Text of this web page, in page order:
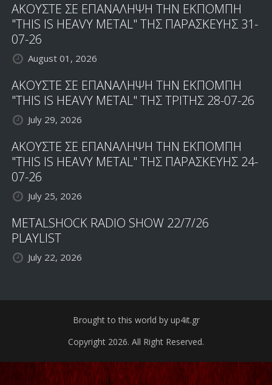
ΑΚΟΥΣΤΕ ΣΕ ΕΠΑΝΑΛΗΨΗ ΤΗΝ ΕΚΠΟΜΠΗ
"THIS IS HEAVY METAL" ΤΗΣ ΠΑΡΑΣΚΕΥΗΣ 31-
07-26
August 01, 2026
ΑΚΟΥΣΤΕ ΣΕ ΕΠΑΝΑΛΗΨΗ ΤΗΝ ΕΚΠΟΜΠΗ
"THIS IS HEAVY METAL" ΤΗΣ ΤΡΙΤΗΣ 28-07-26
July 29, 2026
ΑΚΟΥΣΤΕ ΣΕ ΕΠΑΝΑΛΗΨΗ ΤΗΝ ΕΚΠΟΜΠΗ
"THIS IS HEAVY METAL" ΤΗΣ ΠΑΡΑΣΚΕΥΗΣ 24-
07-26
July 25, 2026
METALSHOCK RADIO SHOW 22/7/26
PLAYLIST
July 22, 2026
Brought to this world by up4it.gr
Copyright 2026. All Right Reserved.